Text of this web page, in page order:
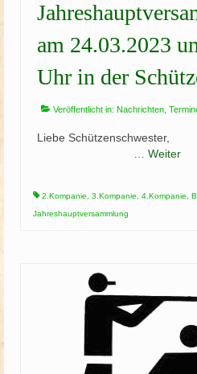
am 24.03.2023
Uhr in der
Veröffentlicht in: Nachrichten
Liebe
Weiter
2.Kompanie 3.Kompanie 4.Kompanie
Jahreshauptversammlung